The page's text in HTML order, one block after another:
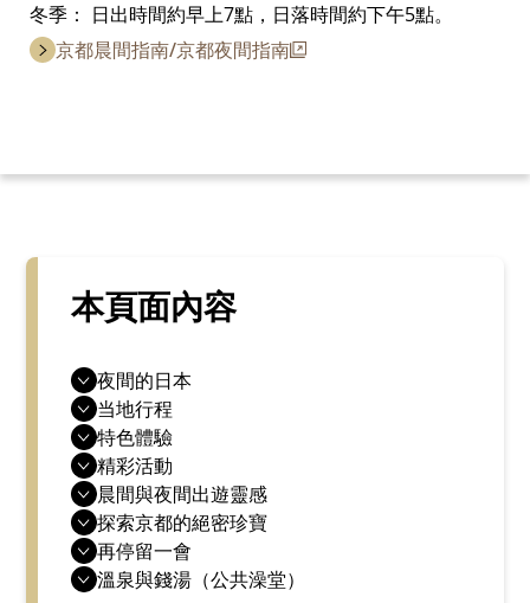
冬季： 日出時間約早上7點，日落時間約下午5點。
京都晨間指南/京都夜間指南
本頁面內容
夜間的日本
当地行程
特色體驗
精彩活動
晨間與夜間出遊靈感
探索京都的絕密珍寶
再停留一會
溫泉與錢湯（公共澡堂）